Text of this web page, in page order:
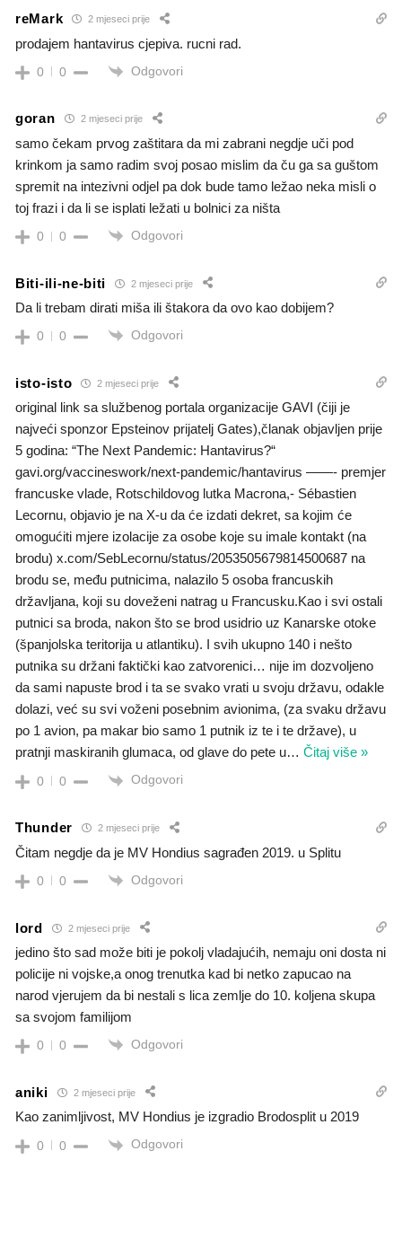
reMark 2 mjeseci prije
prodajem hantavirus cjepiva. rucni rad.
0 0 Odgovori
goran 2 mjeseci prije
samo čekam prvog zaštitara da mi zabrani negdje uči pod
krinkom ja samo radim svoj posao mislim da ču ga sa guštom
spremit na intezivni odjel pa dok bude tamo ležao neka misli o
toj frazi i da li se isplati ležati u bolnici za ništa
0 0 Odgovori
Biti-ili-ne-biti 2 mjeseci prije
Da li trebam dirati miša ili štakora da ovo kao dobijem?
0 0 Odgovori
isto-isto 2 mjeseci prije
original link sa službenog portala organizacije GAVI (čiji je
najveći sponzor Epsteinov prijatelj Gates),članak objavljen prije
5 godina: “The Next Pandemic: Hantavirus?“
gavi.org/vaccineswork/next-pandemic/hantavirus ——- premjer
francuske vlade, Rotschildovog lutka Macrona,- Sébastien
Lecornu, objavio je na X-u da će izdati dekret, sa kojim će
omogućiti mjere izolacije za osobe koje su imale kontakt (na
brodu) x.com/SebLecornu/status/2053505679814500687 na
brodu se, među putnicima, nalazilo 5 osoba francuskih
državljana, koji su doveženi natrag u Francusku.Kao i svi ostali
putnici sa broda, nakon što se brod usidrio uz Kanarske otoke
(španjolska teritorija u atlantiku). I svih ukupno 140 i nešto
putnika su držani faktički kao zatvorenici… nije im dozvoljeno
da sami napuste brod i ta se svako vrati u svoju državu, odakle
dolazi, već su svi voženi posebnim avionima, (za svaku državu
po 1 avion, pa makar bio samo 1 putnik iz te i te države), u
pratnji maskiranih glumaca, od glave do pete u… Čitaj više »
0 0 Odgovori
Thunder 2 mjeseci prije
Čitam negdje da je MV Hondius sagrađen 2019. u Splitu
0 0 Odgovori
lord 2 mjeseci prije
jedino što sad može biti je pokolj vladajućih, nemaju oni dosta ni
policije ni vojske,a onog trenutka kad bi netko zapucao na
narod vjerujem da bi nestali s lica zemlje do 10. koljena skupa
sa svojom familijom
0 0 Odgovori
aniki 2 mjeseci prije
Kao zanimljivost, MV Hondius je izgradio Brodosplit u 2019
0 0 Odgovori